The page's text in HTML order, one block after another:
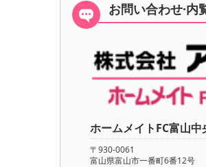
お問い合わせ·内
ホームメイトFC富山
〒930-0061
富山県富山市一番町6番12号